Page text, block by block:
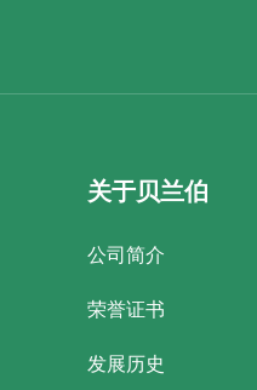
关于贝兰伯
公司简介
荣誉证书
发展历史